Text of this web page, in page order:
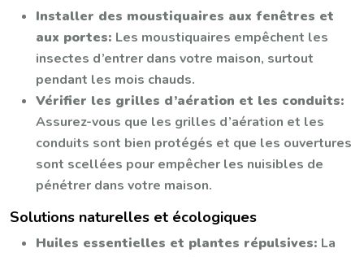
Installer des moustiquaires aux fenêtres et
aux portes: Les moustiquaires empêchent les
insectes d’entrer dans votre maison, surtout
pendant les mois chauds.
Vérifier les grilles d’aération et les conduits:
Assurez-vous que les grilles d’aération et les
conduits sont bien protégés et que les ouvertures
sont scellées pour empêcher les nuisibles de
pénétrer dans votre maison.
Solutions naturelles et écologiques
Huiles essentielles et plantes répulsives: La